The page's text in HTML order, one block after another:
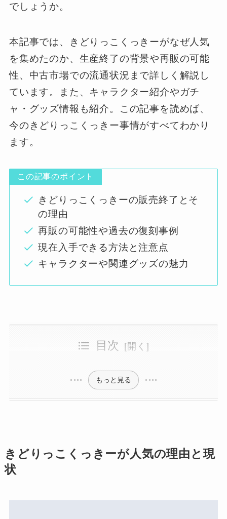
でしょうか。
本記事では、きどりっこくっきーがなぜ人気
を集めたのか、生産終了の背景や再販の可能
性、中古市場での流通状況まで詳しく解説し
ています。また、キャラクター紹介やガチ
ャ・グッズ情報も紹介。この記事を読めば、
今のきどりっこくっきー事情がすべてわかり
ます。
この記事のポイント
きどりっこくっきーの販売終了とそ
の理由
再販の可能性や過去の復刻事例
現在入手できる方法と注意点
キャラクターや関連グッズの魅力
目次
サンリオときどりっこの関係を解説
もっと見る
きどりっこくっきーが人気の理由と現
状